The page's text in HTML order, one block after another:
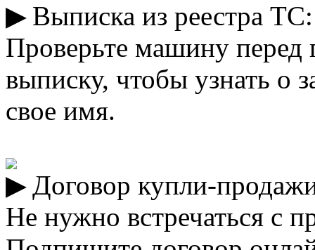
Выписка из реестра
Проверьте машину перед
выписку, чтобы узнать о
свое имя.
Договор купли-
Не нужно встречаться с